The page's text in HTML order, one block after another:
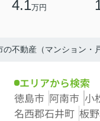
4.1万円
の不動産（マンション・
エリアから検索
徳島市 阿南市 小
名西郡石井町 板